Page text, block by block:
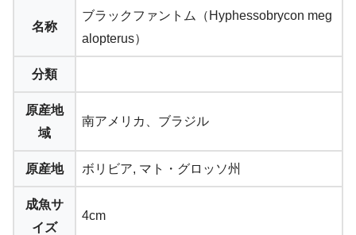
名称
ブラックファントム（Hyphessobrycon meg
alopterus）
分類
原産地
域
南アメリカ、ブラジル
原産地 ボリビア, マト・グロッソ州
成魚サ
イズ
4cm